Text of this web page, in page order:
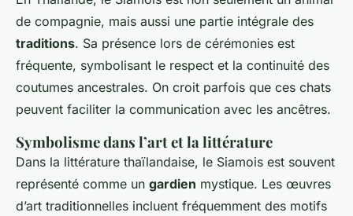
de compagnie, mais aussi une partie intégrale des
traditions. Sa présence lors de cérémonies est
fréquente, symbolisant le respect et la continuité des
coutumes ancestrales. On croit parfois que ces chats
peuvent faciliter la communication avec les ancêtres.
Symbolisme dans l’art et la littérature
Dans la littérature thaïlandaise, le Siamois est souvent
représenté comme un gardien mystique. Les œuvres
d’art traditionnelles incluent fréquemment des motifs